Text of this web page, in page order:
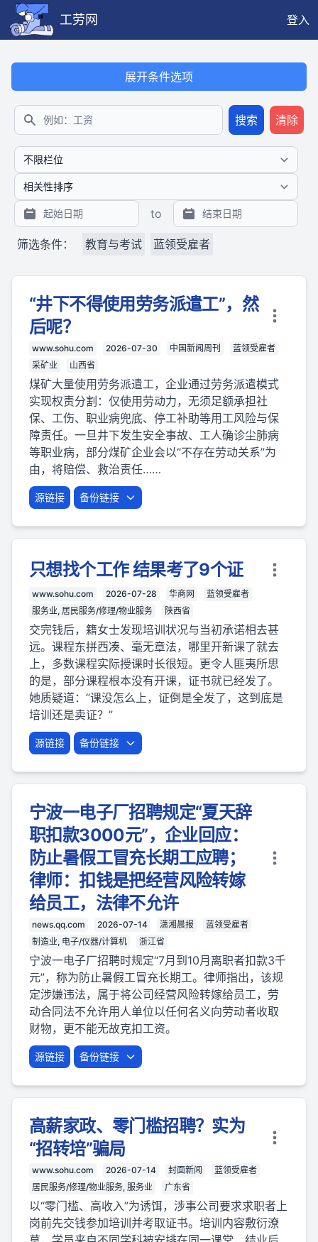
工劳网
登入
展开条件选项
搜索
搜索 清除
to
筛选条件： 教育与考试 蓝领受雇者
“井下不得使用劳务派遣工”，然
后呢？
www.sohu.com 2026-07-30 中国新闻周刊
蓝领受雇者
采矿业
山西省
煤矿大量使用劳务派遣工，企业通过劳务派遣模式
实现权责分割：仅使用劳动力，无须足额承担社
保、工伤、职业病兜底、停工补助等用工风险与保
障责任。一旦井下发生安全事故、工人确诊尘肺病
等职业病，部分煤矿企业会以“不存在劳动关系”为
由，将赔偿、救治责任……
源链接 备份链接
只想找个工作 结果考了9个证
www.sohu.com 2026-07-28 华商网
蓝领受雇者
服务业, 居民服务/修理/物业服务
陕西省
交完钱后，籍女士发现培训状况与当初承诺相去甚
远。课程东拼西凑、毫无章法，哪里开新课了就去
上，多数课程实际授课时长很短。更令人匪夷所思
的是，部分课程根本没有开课，证书就已经发了。
她质疑道：“课没怎么上，证倒是全发了，这到底是
培训还是卖证？”
源链接 备份链接
宁波一电子厂招聘规定“夏天辞
职扣款3000元”，企业回应：
防止暑假工冒充长期工应聘；
律师：扣钱是把经营风险转嫁
给员工，法律不允许
news.qq.com 2026-07-14 潇湘晨报
蓝领受雇者
制造业, 电子/仪器/计算机
浙江省
宁波一电子厂招聘时规定“7月到10月离职者扣款3千
元”，称为防止暑假工冒充长期工。律师指出，该规
定涉嫌违法，属于将公司经营风险转嫁给员工，劳
动合同法不允许用人单位以任何名义向劳动者收取
财物，更不能无故克扣工资。
源链接 备份链接
高薪家政、零门槛招聘？实为
“招转培”骗局
www.sohu.com 2026-07-14 封面新闻
蓝领受雇者
居民服务/修理/物业服务, 服务业
广东省
以“零门槛、高收入”为诱饵，涉事公司要求求职者上
岗前先交钱参加培训并考取证书。培训内容敷衍潦